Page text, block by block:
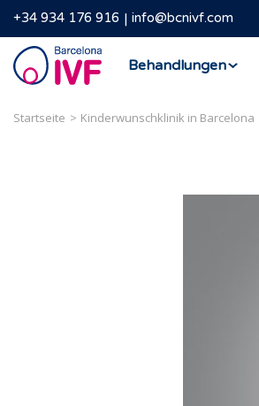
+34 934 176 916 info@bcnivf.com
Barcelona
IVF
Behandlungen
Startseite Kinderwunschklinik in Barcelona